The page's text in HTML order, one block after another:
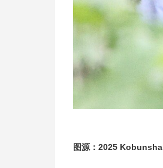
图源：2025 Kobunsha